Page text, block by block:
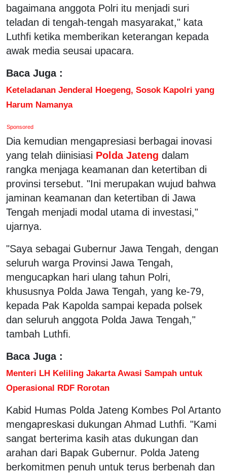
bagaimana anggota Polri itu menjadi suri
teladan di tengah-tengah masyarakat," kata
Luthfi ketika memberikan keterangan kepada
awak media seusai upacara.
Baca Juga :
Keteladanan Jenderal Hoegeng, Sosok Kapolri yang
Harum Namanya
Sponsored
Dia kemudian mengapresiasi berbagai inovasi
yang telah diinisiasi Polda Jateng dalam
rangka menjaga keamanan dan ketertiban di
provinsi tersebut. "Ini merupakan wujud bahwa
jaminan keamanan dan ketertiban di Jawa
Tengah menjadi modal utama di investasi,"
ujarnya.
"Saya sebagai Gubernur Jawa Tengah, dengan
seluruh warga Provinsi Jawa Tengah,
mengucapkan hari ulang tahun Polri,
khususnya Polda Jawa Tengah, yang ke-79,
kepada Pak Kapolda sampai kepada polsek
dan seluruh anggota Polda Jawa Tengah,"
tambah Luthfi.
Baca Juga :
Menteri LH Keliling Jakarta Awasi Sampah untuk
Operasional RDF Rorotan
Kabid Humas Polda Jateng Kombes Pol Artanto
mengapreskasi dukungan Ahmad Luthfi. "Kami
sangat berterima kasih atas dukungan dan
arahan dari Bapak Gubernur. Polda Jateng
berkomitmen penuh untuk terus berbenah dan